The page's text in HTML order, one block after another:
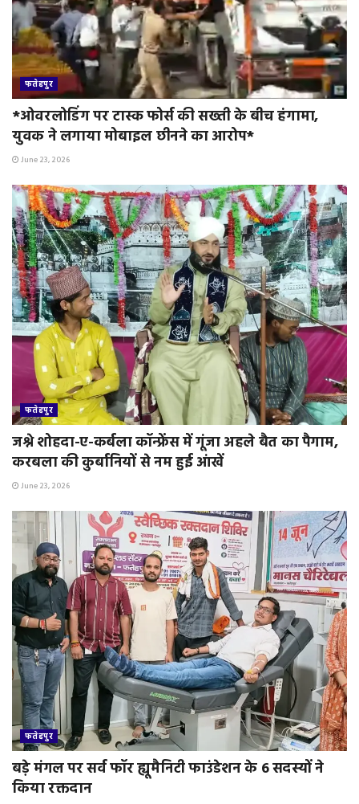
फतेहपुर
*ओवरलोडिंग पर टास्क फोर्स की सख्ती के बीच हंगामा,
युवक ने लगाया मोबाइल छीनने का आरोप*
June 23, 2026
फतेहपुर
जश्ने शोहदा-ए-कर्बला कॉन्फ्रेंस में गूंजा अहले बैत का पैगाम,
करबला की कुर्बानियों से नम हुई आंखें
June 23, 2026
फतेहपुर
बड़े मंगल पर सर्व फॉर ह्यूमैनिटी फाउंडेशन के 6 सदस्यों ने
किया रक्तदान